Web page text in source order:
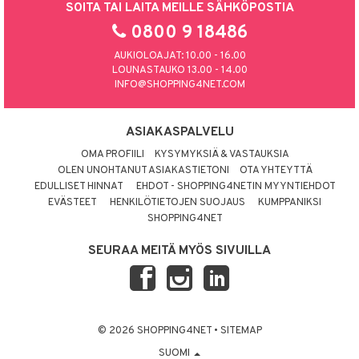
SOITA TAI LAITA MEILLE SÄHKÖPOSTIA
0800 9 18486
AUKIOLOAJAT: 10.00 - 16.00
LOUNASTAUKO 13.00 - 14.00
INFO@SHOPPING4NET.COM
ASIAKASPALVELU
OMA PROFIILI
KYSYMYKSIÄ & VASTAUKSIA
OLEN UNOHTANUT ASIAKASTIETONI
OTA YHTEYTTÄ
EDULLISET HINNAT
EHDOT - SHOPPING4NETIN MYYNTIEHDOT
EVÄSTEET
HENKILÖTIETOJEN SUOJAUS
KUMPPANIKSI
SHOPPING4NET
SEURAA MEITÄ MYÖS SIVUILLA
© 2026 SHOPPING4NET • SITEMAP
SUOMI